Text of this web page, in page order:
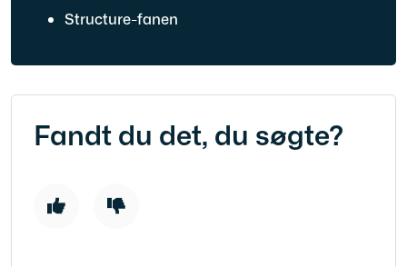
Structure-fanen
Fandt du det, du søgte?